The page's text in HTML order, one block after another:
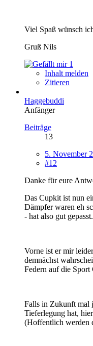
Viel Spaß wünsch
Gruß Nils
1
Inhalt melden
Zitieren
Haggebuddi
Anfänger
Beiträge
13
5. November
#12
Danke für eure
Das Cupkit ist nun
Dämpfer waren eh
- hat also gut gepasst.
Vorne ist er mir
demnächst
Federn auf die
Falls in Zukunft mal
Tieferlegung hat,
(Hoffentlich werden